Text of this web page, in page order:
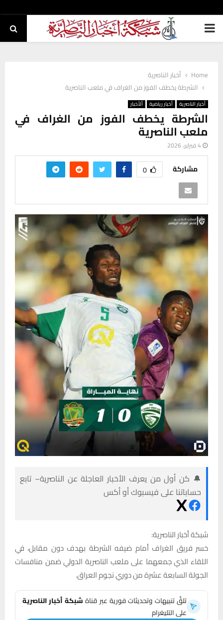
PRIMARY
Home
أخبار الناصرية
الشرطة يخطف الفوز من الغراف في ملعب الناصرية
أخبار الناصرية أخبار رياضية ألأخبار
الشرطة يخطف الفوز من الغراف في
ملعب الناصرية
4 فبراير، 2026
مشاركة 0
🔔 كن أول من يعرف الأخبار العاجلة عن الناصرية– تابع
حساباتنا على فيسبوك أو أكس
شبكة أخبار الناصرية:
خسر فريق الغراف أمام ضيفه الشرطة بهدف دون مقابل، في
اللقاء الذي جمعهما على ملعب الناصرية الدولي ضمن منافسات
الجولة السابعة عشرة من دوري نجوم العراق.
تلقَّ تنبيهات وتحديثات فورية عبر قناةشبكة أخبار الناصرية
على التليغرام